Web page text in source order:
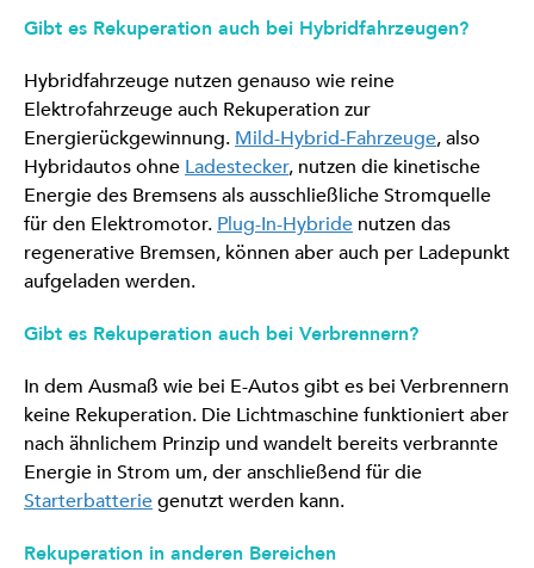
Gibt es Rekuperation auch bei Hybridfahrzeugen?
Hybridfahrzeuge nutzen genauso wie reine
Elektrofahrzeuge auch Rekuperation zur
Energierückgewinnung. Mild-Hybrid-Fahrzeuge, also
Hybridautos ohne Ladestecker, nutzen die kinetische
Energie des Bremsens als ausschließliche Stromquelle
für den Elektromotor. Plug-In-Hybride nutzen das
regenerative Bremsen, können aber auch per Ladepunkt
aufgeladen werden.
Gibt es Rekuperation auch bei Verbrennern?
In dem Ausmaß wie bei E-Autos gibt es bei Verbrennern
keine Rekuperation. Die Lichtmaschine funktioniert aber
nach ähnlichem Prinzip und wandelt bereits verbrannte
Energie in Strom um, der anschließend für die
Starterbatteriegenutzt werden kann.
Rekuperation in anderen Bereichen